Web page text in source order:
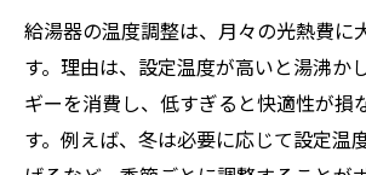
給湯器の温度調整は、月々の光熱費に
す。理由は、設定温度が高いと湯沸か
ギーを消費し、低すぎると快適性が損
す。例えば、冬は必要に応じて設定温